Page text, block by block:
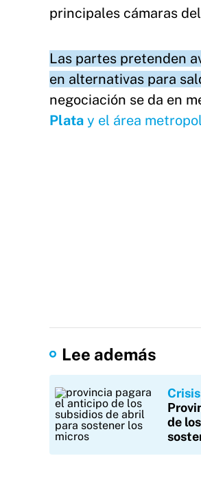
principales cámaras
Las partes pretenden
en alternativas para
negociación se da en
Plata y el área
Lee además
de